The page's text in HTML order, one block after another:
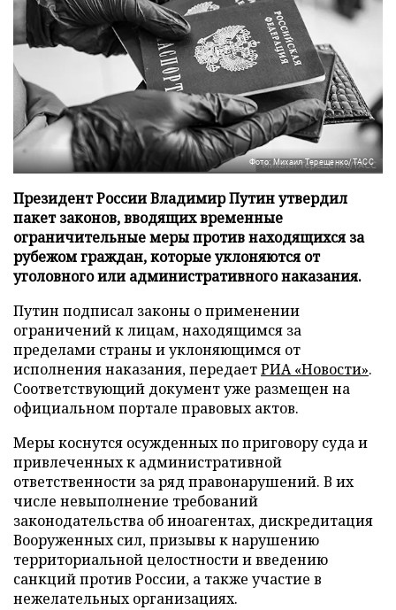
Фото: Михаил Терещенко/ТАСС
Президент России Владимир Путин утвердил
пакет законов, вводящих временные
ограничительные меры против находящихся за
рубежом граждан, которые уклоняются от
уголовного или административного наказания.
Путин подписал законы о применении
ограничений к лицам, находящимся за
пределами страны и уклоняющимся от
исполнения наказания, передаетРИА «Новости».
Соответствующий документ уже размещен на
официальном портале правовых актов.
Меры коснутся осужденных по приговору суда и
привлеченных к административной
ответственности за ряд правонарушений. В их
числе невыполнение требований
законодательства об иноагентах, дискредитация
Вооруженных сил, призывы к нарушению
территориальной целостности и введению
санкций против России, а также участие в
нежелательных организациях.